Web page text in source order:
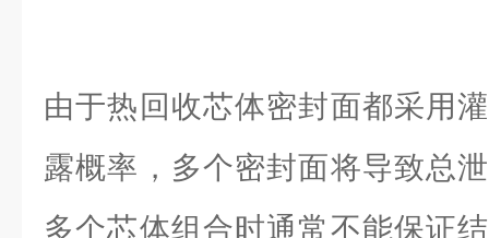
由于热回收芯体密封面都采用
露概率，多个密封面将导致总
多个芯体组合时通常不能保证